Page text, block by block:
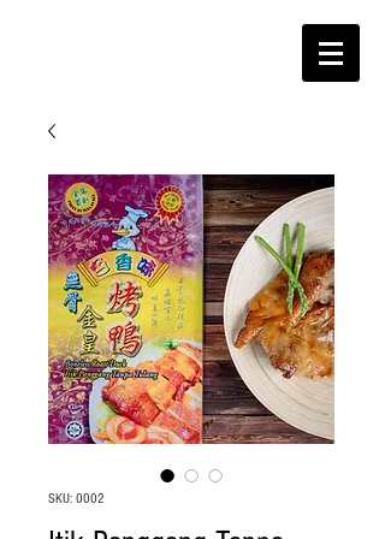
SKU: 0002